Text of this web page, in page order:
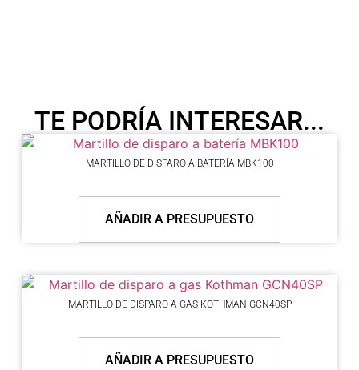
TE PODRÍA INTERESAR...
MARTILLO DE DISPARO A BATERÍA MBK100
AÑADIR A PRESUPUESTO
MARTILLO DE DISPARO A GAS KOTHMAN GCN40SP
AÑADIR A PRESUPUESTO